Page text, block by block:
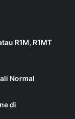
R1M, R1MT
Normal
di